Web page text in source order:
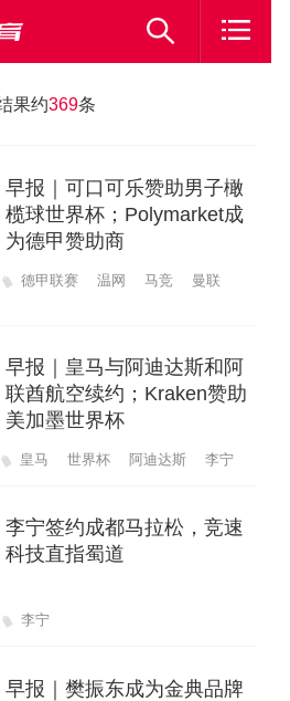
果约369条
早报｜可口可乐赞助男子橄
榄球世界杯；Polymarket成
为德甲赞助商
德甲联赛 温网 马竞
曼联
早报｜皇马与阿迪达斯和阿
联酋航空续约；Kraken赞助
美加墨世界杯
皇马 世界杯 阿迪达斯 李宁
李宁签约成都马拉松，竞速
科技直指蜀道
李宁
早报｜樊振东成为金典品牌